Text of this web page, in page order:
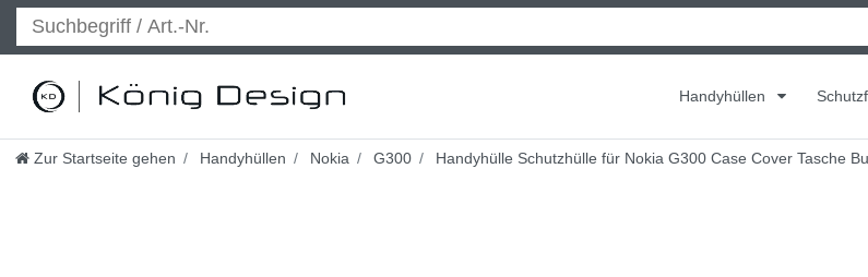
Handyhüllen
Zur Startseite gehen Handyhüllen Nokia G300 Handyhülle Schutzhülle für Nokia G300 Case Cover Tasche